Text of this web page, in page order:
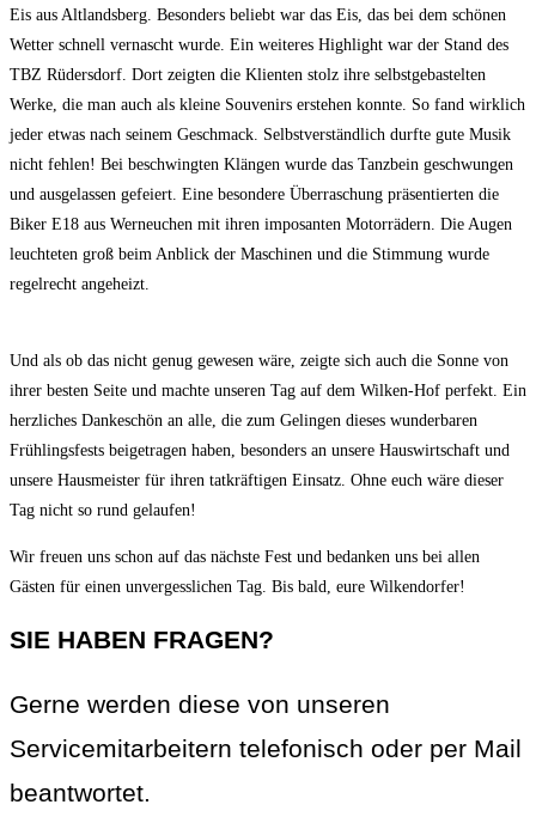
Eis aus Altlandsberg. Besonders beliebt war das Eis, das bei dem schönen
Wetter schnell vernascht wurde. Ein weiteres Highlight war der Stand des
TBZ Rüdersdorf. Dort zeigten die Klienten stolz ihre selbstgebastelten
Werke, die man auch als kleine Souvenirs erstehen konnte. So fand wirklich
jeder etwas nach seinem Geschmack. Selbstverständlich durfte gute Musik
nicht fehlen! Bei beschwingten Klängen wurde das Tanzbein geschwungen
und ausgelassen gefeiert. Eine besondere Überraschung präsentierten die
Biker E18 aus Werneuchen mit ihren imposanten Motorrädern. Die Augen
leuchteten groß beim Anblick der Maschinen und die Stimmung wurde
regelrecht angeheizt.
Und als ob das nicht genug gewesen wäre, zeigte sich auch die Sonne von
ihrer besten Seite und machte unseren Tag auf dem Wilken-Hof perfekt. Ein
herzliches Dankeschön an alle, die zum Gelingen dieses wunderbaren
Frühlingsfests beigetragen haben, besonders an unsere Hauswirtschaft und
unsere Hausmeister für ihren tatkräftigen Einsatz. Ohne euch wäre dieser
Tag nicht so rund gelaufen!
Wir freuen uns schon auf das nächste Fest und bedanken uns bei allen
Gästen für einen unvergesslichen Tag. Bis bald, eure Wilkendorfer!
SIE HABEN FRAGEN?
Gerne werden diese von unseren
Servicemitarbeitern telefonisch oder per Mail
beantwortet.